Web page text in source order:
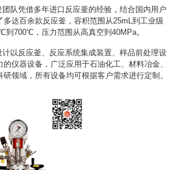
队凭借多年进口反应釜的经验，结合国内用户
多达百余款反应釜，容积范围从25mL到工业级
到700℃，压力范围从高真空到40MPa。
以反应釜、反应系统集成装置、样品前处理设
仪器设备，广泛应用于石油化工、材料冶金、
领域，所有设备均可根据客户需求进行定制。